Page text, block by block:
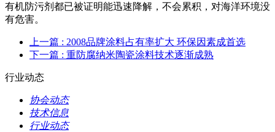
有机防污剂都已被证明能迅速降解，不会累积，对海洋环境没
有危害。
上一篇 : 2008品牌涂料占有率扩大 环保因素成首选
下一篇 : 重防腐纳米陶瓷涂料技术逐渐成熟
行业动态
协会动态
技术信息
行业动态